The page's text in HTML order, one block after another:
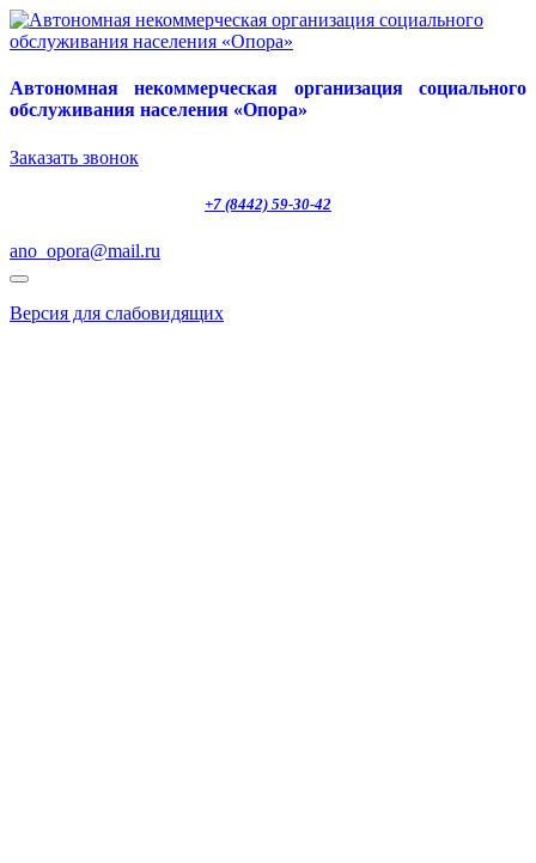
Автономная некоммерческая организация социального
обслуживания населения «Опора»
Заказать звонок
+7 (8442) 59-30-42
ano_opora@mail.ru
Версия для слабовидящих